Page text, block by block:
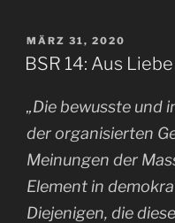
VERÖFFENTLICHT
AM
MÄRZ 31, 2020
BSR 14: Aus
„Die bewusste und
der organisierten
Meinungen der
Element in
Diejenigen, die